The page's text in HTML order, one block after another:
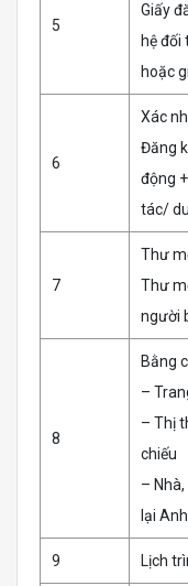
5
Giấy
hệ đối
hoặc
6
Xác
Đăng
động
tác/
7
Thư
Thư
người
8
Bằng
–
– Thị
chiếu
–
lại Anh
9 Lịch